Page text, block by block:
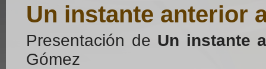
Un instante anterior
Presentación de Un instante
Gómez